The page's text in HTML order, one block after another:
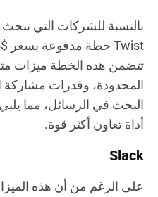
بالنسبة للشركات التي
تتضمن هذه الخطة ميزات
المحدودة، وقدرات
البحث في الرسائل، مما
أداة تعاون أكثر قوة.
Slack
على الرغم من أن هذه